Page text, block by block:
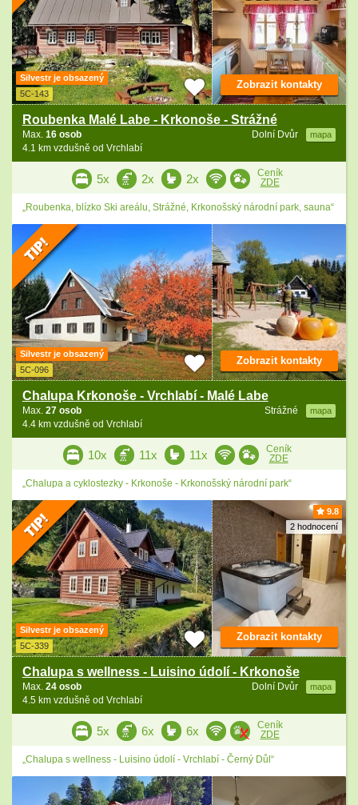
Silvestr je obsazený
5C-143
Roubenka Malé Labe - Krkonoše - Strážné
Dolní Dvůr mapa
Max. 16 osob
4.1 km vzdušně od Vrchlabí
Zobrazit kontakty
5x 2x 2x
Ceník
ZDE
„Roubenka, blízko Ski areálu, Strážné, Krkonošský národní park, sauna“
Silvestr je obsazený
5C-096
Chalupa Krkonoše - Vrchlabí - Malé Labe
Strážné mapa
Max. 27 osob
4.4 km vzdušně od Vrchlabí
Zobrazit kontakty
10x 11x 11x
Ceník
ZDE
„Chalupa a cyklostezky - Krkonoše - Krkonošský národní park“
9.8
2 hodnocení
Silvestr je obsazený
5C-339
Chalupa s wellness - Luisino údolí - Krkonoše
Dolní Dvůr mapa
Max. 24 osob
4.5 km vzdušně od Vrchlabí
Zobrazit kontakty
5x 6x 6x
Ceník
ZDE
„Chalupa s wellness - Luisino údolí - Vrchlabí - Černý Důl“